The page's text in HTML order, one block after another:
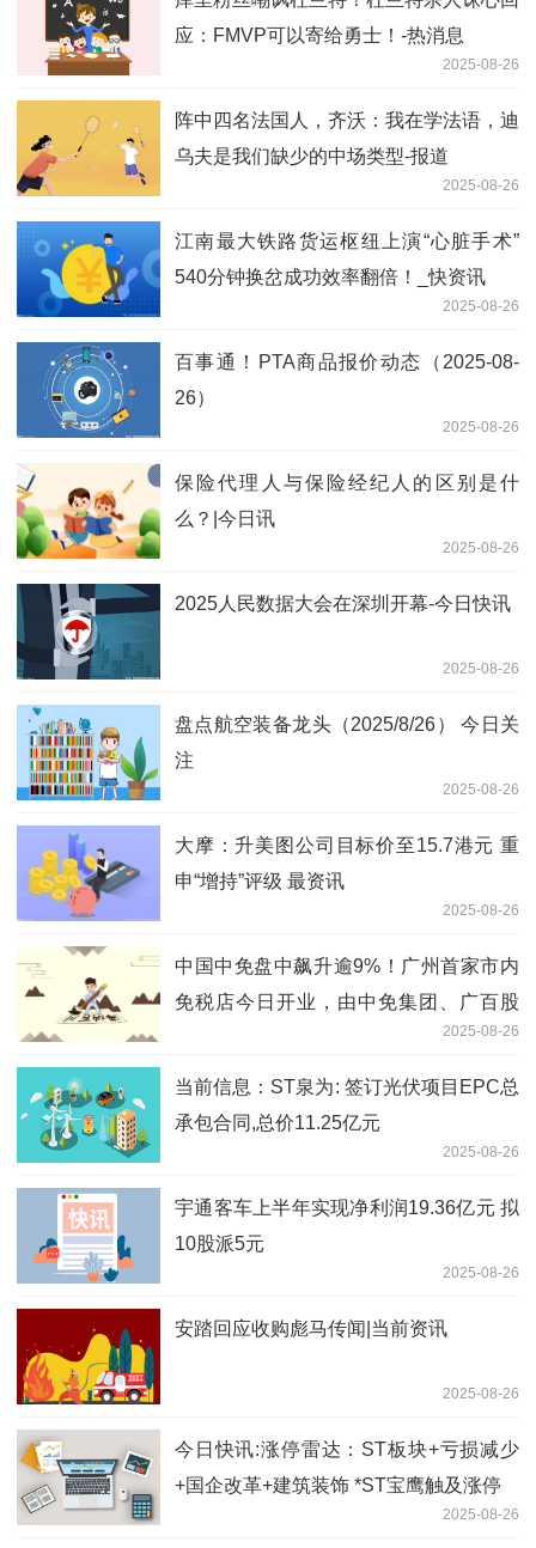
应：FMVP可以寄给勇士！-热消息
2025-08-26
阵中四名法国人，齐沃：我在学法语，迪
乌夫是我们缺少的中场类型-报道
2025-08-26
江南最大铁路货运枢纽上演“心脏手术”
540分钟换岔成功效率翻倍！_快资讯
2025-08-26
百事通！PTA商品报价动态（2025-08-
26）
2025-08-26
保险代理人与保险经纪人的区别是什
么？|今日讯
2025-08-26
2025人民数据大会在深圳开幕-今日快讯
2025-08-26
盘点航空装备龙头（2025/8/26） 今日关
注
2025-08-26
大摩：升美图公司目标价至15.7港元 重
申“增持”评级 最资讯
2025-08-26
中国中免盘中飙升逾9%！广州首家市内
免税店今日开业，由中免集团、广百股
份、岭南控股和白云机场联合打造|焦点
速看
2025-08-26
当前信息：ST泉为: 签订光伏项目EPC总
承包合同,总价11.25亿元
2025-08-26
宇通客车上半年实现净利润19.36亿元 拟
10股派5元
2025-08-26
安踏回应收购彪马传闻|当前资讯
2025-08-26
今日快讯:涨停雷达：ST板块+亏损减少
+国企改革+建筑装饰 *ST宝鹰触及涨停
2025-08-26